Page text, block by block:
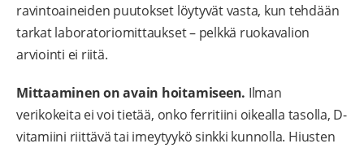
ravintoaineiden puutokset löytyvät vasta, kun tehdään
tarkat laboratoriomittaukset – pelkkä ruokavalion
arviointi ei riitä.
Mittaaminen on avain hoitamiseen. Ilman
verikokeita ei voi tietää, onko ferritiini oikealla tasolla, D-
vitamiini riittävä tai imeytyykö sinkki kunnolla. Hiusten